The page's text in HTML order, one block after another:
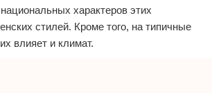
характеров этих
стилей. Кроме того, на типичные
влияет и климат.